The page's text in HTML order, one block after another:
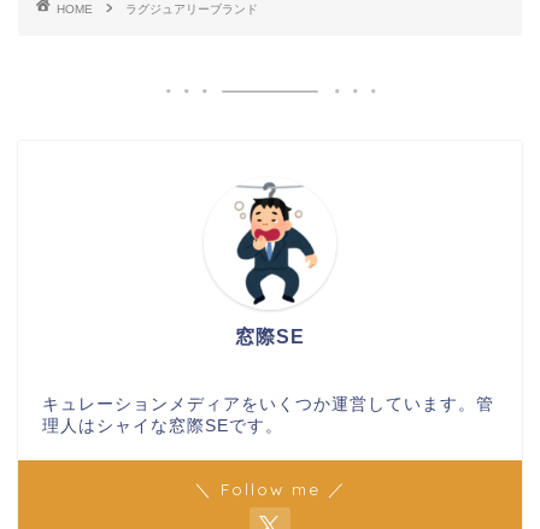
HOME ラグジュアリーブランド
窓際SE
キュレーションメディアをいくつか運営しています。管
理人はシャイな窓際SEです。
＼ Follow me ／